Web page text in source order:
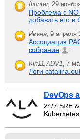
fhunter, 29
Проблема с
добавить его в
Иванн, 9 апреля
Ассоциация
собрание
1
Kiri11.ADV1, 7
Логи
DevOps
24/7 SRE
Kubernetes